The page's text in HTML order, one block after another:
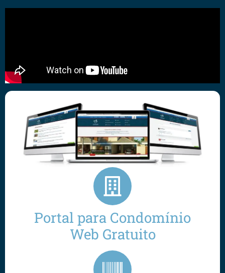
Portal para Condomínio
Web Gratuito